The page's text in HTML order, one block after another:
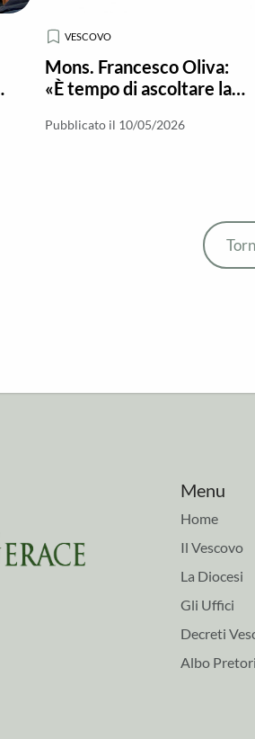
VESCOVO
Mons. Francesco Oliva:
«È tempo di ascoltare la
Pubblicato il 10/05/2026
Menu
Home
Il Vescovo
La Diocesi
Gli Uffici
Decreti
Albo